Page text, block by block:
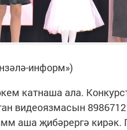
информ»)
катнаша ала.
видеоязмасын
аша җибәрергә кирәк.